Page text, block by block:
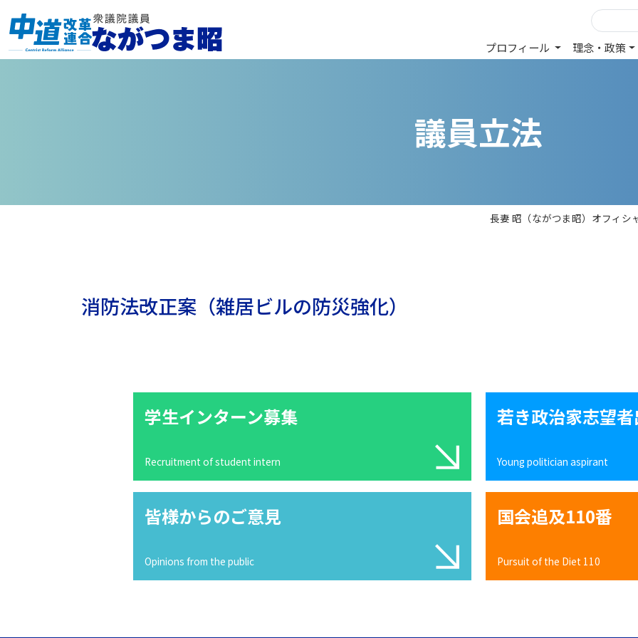
プロフィール 理念・政策
議員立法
長妻 昭（ながつま昭）オフィシ
消防法改正案（雑居ビルの防災強化）
学生インターン募集
Recruitment of student intern
若き政治家志望
Young politician aspirant
皆様からのご意見
Opinions from the public
国会追及110番
Pursuit of the Diet 110